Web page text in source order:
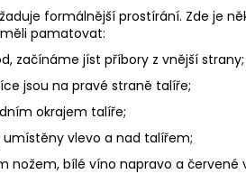
formálnější prostírání. Zde je
pamatovat:
začínáme jíst příbory z vnější strany;
jsou na pravé straně talíře;
okrajem talíře;
vlevo a nad talířem;
nožem, bílé víno napravo a červené